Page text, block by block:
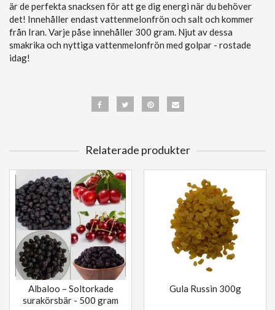
är de perfekta snacksen för att ge dig energi när du behöver
det! Innehåller endast vattenmelonfrön och salt och kommer
från Iran. Varje påse innehåller 300 gram. Njut av dessa
smakrika och nyttiga vattenmelonfrön med golpar - rostade
idag!
Relaterade produkter
Albaloo – Soltorkade
surakörsbär - 500 gram
Gula Russin 300g